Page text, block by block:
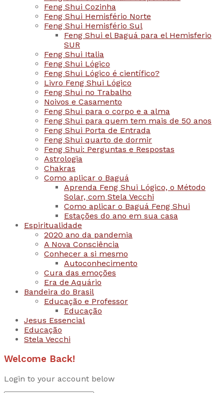
Feng Shui Cozinha
Feng Shui Hemisfério Norte
Feng Shui Hemisfério Sul
Feng Shui el Baguá para el Hemisferio
SUR
Feng Shui Italia
Feng Shui Lógico
Feng Shui Lógico é científico?
Livro Feng Shui Lógico
Feng Shui no Trabalho
Noivos e Casamento
Feng Shui para o corpo e a alma
Feng Shui para quem tem mais de 50 anos
Feng Shui Porta de Entrada
Feng Shui quarto de dormir
Feng Shui: Perguntas e Respostas
Astrologia
Chakras
Como aplicar o Baguá
Aprenda Feng Shui Lógico, o Método
Solar, com Stela Vecchi
Como aplicar o Baguá Feng Shui
Estações do ano em sua casa
Espiritualidade
2020 ano da pandemia
A Nova Consciência
Conhecer a si mesmo
Autoconhecimento
Cura das emoções
Era de Aquário
Bandeira do Brasil
Educação e Professor
Educação
Jesus Essencial
Educação
Stela Vecchi
Welcome Back!
Login to your account below